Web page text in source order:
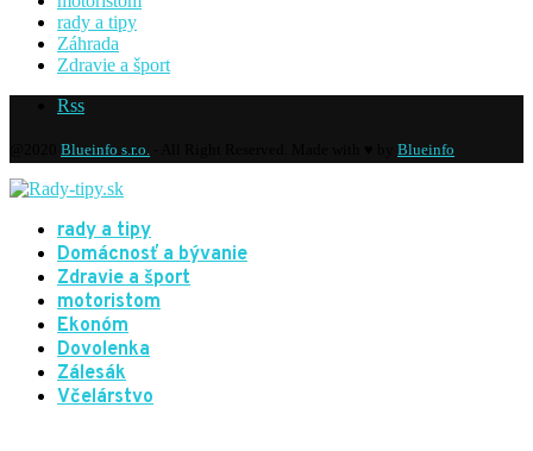
rady a tipy
Záhrada
Zdravie a šport
Rss
Blueinfo s.r.o. Blueinfo
rady a tipy
Domácnosť a bývanie
Zdravie a šport
motoristom
Ekonóm
Dovolenka
Zálesák
Včelárstvo